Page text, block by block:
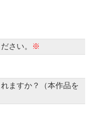
さい。 ※
ますか？（本作品を